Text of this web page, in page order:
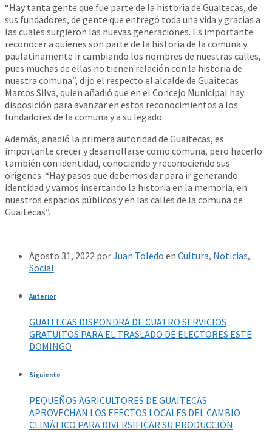
“Hay tanta gente que fue parte de la historia de Guaitecas, de
sus fundadores, de gente que entregó toda una vida y gracias a
las cuales surgieron las nuevas generaciones. Es importante
reconocer a quienes son parte de la historia de la comuna y
paulatinamente ir cambiando los nombres de nuestras calles,
pues muchas de ellas no tienen relación con la historia de
nuestra comuna”, dijo el respecto el alcalde de Guaitecas
Marcos Silva, quien añadió que en el Concejo Municipal hay
disposición para avanzar en estos reconocimientos a los
fundadores de la comuna y a su legado.
Además, añadió la primera autoridad de Guaitecas, es
importante crecer y desarrollarse como comuna, pero hacerlo
también con identidad, conociendo y reconociendo sus
orígenes. “Hay pasos que debemos dar para ir generando
identidad y vamos insertando la historia en la memoria, en
nuestros espacios públicos y en las calles de la comuna de
Guaitecas”.
Agosto 31, 2022 porJuan Toledo en Cultura, Noticias,
Social
Anterior
GUAITECAS DISPONDRÁ DE CUATRO SERVICIOS
GRATUITOS PARA EL TRASLADO DE ELECTORES ESTE
DOMINGO
Siguiente
PEQUEÑOS AGRICULTORES DE GUAITECAS
APROVECHAN LOS EFECTOS LOCALES DEL CAMBIO
CLIMÁTICO PARA DIVERSIFICAR SU PRODUCCIÓN